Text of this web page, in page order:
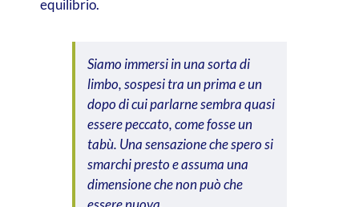
equilibrio.
Siamo immersi in una sorta di
limbo, sospesi tra un prima e un
dopo di cui parlarne sembra quasi
essere peccato, come fosse un
tabù. Una sensazione che spero si
smarchi presto e assuma una
dimensione che non può che